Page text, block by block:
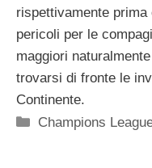
rispettivamente prima
pericoli per le
maggiori
trovarsi di fronte le
Continente.
Categorie
Champions